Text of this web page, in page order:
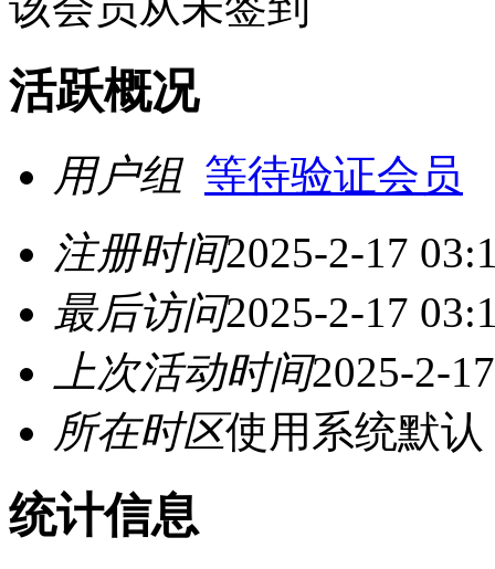
活跃概况
用户组 等待验证会员
注册时间2025-2-17
最后访问2025-2-17
上次活动时间2025-2-
所在时区使用系统默认
统计信息